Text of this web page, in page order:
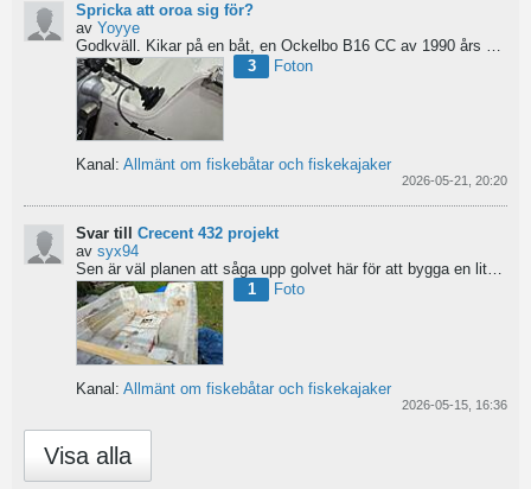
Spricka att oroa sig för?
av Yoyye
Godkväll. Kikar på en båt, en Ockelbo B16 CC av 1990 års modell, men skulle behöva lite...
3
Foton
Kanal: Allmänt om fiskebåtar och fiskekajaker
2026-05-21, 20:20
Svar till Crecent 432 projekt
av syx94
Sen är väl planen att såga upp golvet här för att bygga en liten brun för pump och täta resterande del...
1
Foto
Kanal: Allmänt om fiskebåtar och fiskekajaker
2026-05-15, 16:36
Visa alla